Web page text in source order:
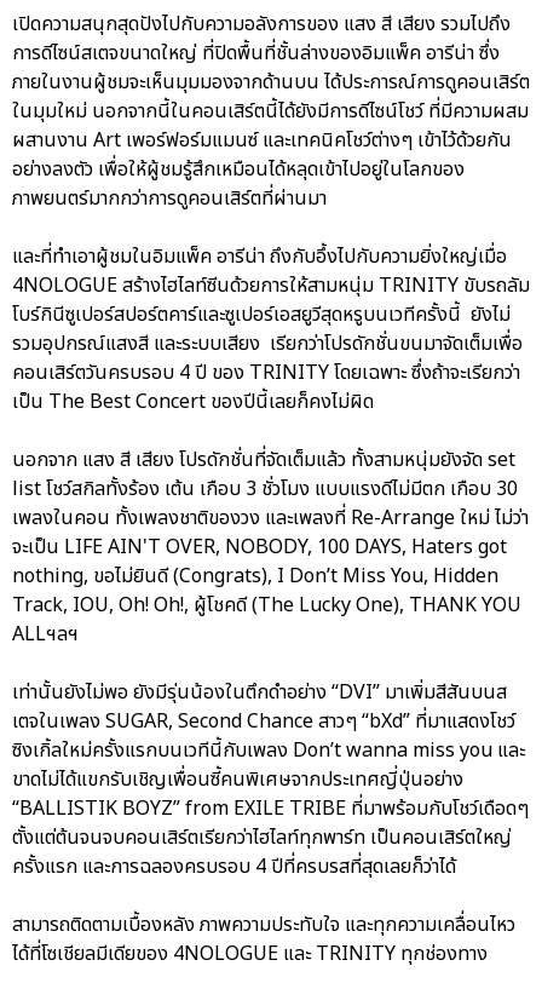
เปิดความสนุกสุดปังไปกับความอลังการของ แสง สี เสียง รวมไปถึง
การดีไซน์สเตจขนาดใหญ่ ที่ปิดพื้นที่ชั้นล่างของอิมแพ็ค อารีน่า ซึ่ง
ภายในงานผู้ชมจะเห็นมุมมองจากด้านบน ได้ประการณ์การดูคอนเสิร์ต
ในมุมใหม่ นอกจากนี้ในคอนเสิร์ตนี้ได้ยังมีการดีไซน์โชว์ ที่มีความผสม
ผสานงาน Art เพอร์ฟอร์มแมนซ์ และเทคนิคโชว์ต่างๆ เข้าไว้ด้วยกัน
อย่างลงตัว เพื่อให้ผู้ชมรู้สึกเหมือนได้หลุดเข้าไปอยู่ในโลกของ
ภาพยนตร์มากกว่าการดูคอนเสิร์ตที่ผ่านมา
และที่ทำเอาผู้ชมในอิมแพ็ค อารีน่า ถึงกับอึ้งไปกับความยิ่งใหญ่เมื่อ
4NOLOGUE สร้างไฮไลท์ซีนด้วยการให้สามหนุ่ม TRINITY ขับรถลัม
โบร์กินีซูเปอร์สปอร์ตคาร์และซูเปอร์เอสยูวีสุดหรูบนเวทีครั้งนี้ ยังไม่
รวมอุปกรณ์แสงสี และระบบเสียง เรียกว่าโปรดักชั่นขนมาจัดเต็มเพื่อ
คอนเสิร์ตวันครบรอบ 4 ปี ของ TRINITY โดยเฉพาะ ซึ่งถ้าจะเรียกว่า
เป็น The Best Concert ของปีนี้เลยก็คงไม่ผิด
นอกจาก แสง สี เสียง โปรดักชั่นที่จัดเต็มแล้ว ทั้งสามหนุ่มยังจัด set
list โชว์สกิลทั้งร้อง เต้น เกือบ 3 ชั่วโมง แบบแรงดีไม่มีตก เกือบ 30
เพลงในคอน ทั้งเพลงชาติของวง และเพลงที่ Re-Arrange ใหม่ ไม่ว่า
จะเป็น LIFE AIN'T OVER, NOBODY, 100 DAYS, Haters got
nothing, ขอไม่ยินดี (Congrats), I Don’t Miss You, Hidden
Track, IOU, Oh! Oh!, ผู้โชคดี (The Lucky One), THANK YOU
ALLฯลฯ
เท่านั้นยังไม่พอ ยังมีรุ่นน้องในตึกดำอย่าง “DVI” มาเพิ่มสีสันบนส
เตจในเพลง SUGAR, Second Chance สาวๆ “bXd” ที่มาแสดงโชว์
ซิงเกิ้ลใหม่ครั้งแรกบนเวทีนี้กับเพลง Don’t wanna miss you และ
ขาดไม่ได้แขกรับเชิญเพื่อนซี้คนพิเศษจากประเทศญี่ปุ่นอย่าง
“BALLISTIK BOYZ” from EXILE TRIBE ที่มาพร้อมกับโชว์เดือดๆ
ตั้งแต่ต้นจนจบคอนเสิร์ตเรียกว่าไฮไลท์ทุกพาร์ท เป็นคอนเสิร์ตใหญ่
ครั้งแรก และการฉลองครบรอบ 4 ปีที่ครบรสที่สุดเลยก็ว่าได้
สามารถติดตามเบื้องหลัง ภาพความประทับใจ และทุกความเคลื่อนไหว
ได้ที่โซเชียลมีเดียของ 4NOLOGUE และ TRINITY ทุกช่องทาง